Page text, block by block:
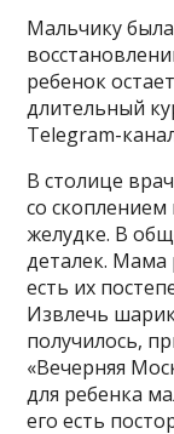
Мальчику
ребенок
длительный
Telegram-
В столице
со
желудке. В
деталек. Мама
есть их
Извлечь
получилось,
«Вечерняя
для ребенка
его есть